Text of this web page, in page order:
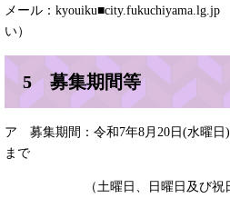
メール：
い）
5 募集期間等
ア 募集期間：令和7年8月20日(水曜日
まで
（土曜日、日曜日及び祝日